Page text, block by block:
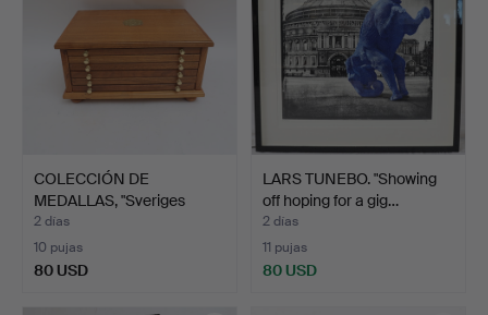
COLECCIÓN DE
MEDALLAS, "Sveriges
regenter …
2 días
10 pujas
80 USD
LARS TUNEBO. "Showing
off hoping for a gig…
2 días
11 pujas
80 USD